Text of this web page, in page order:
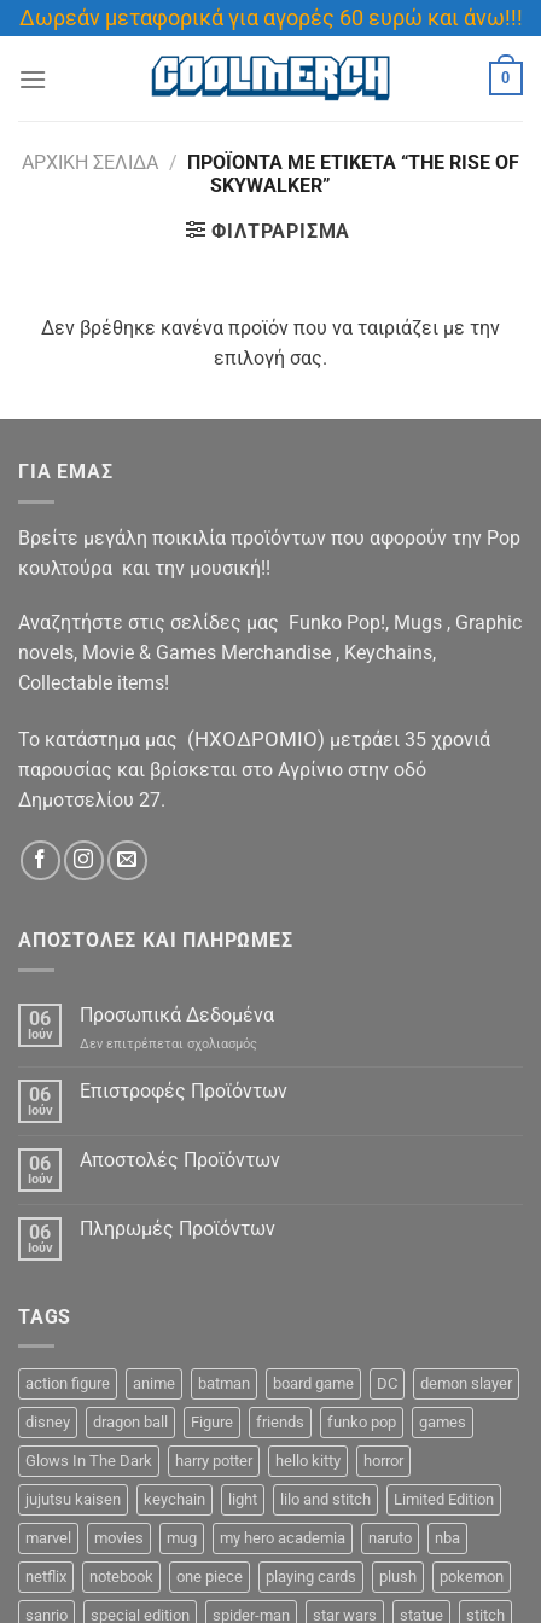
Μετάβαση
στο
περιεχόμενο
Δωρεάν μεταφορικά για αγορές 60 ευρώ και άνω!!!
0
ΑΡΧΙΚΉ ΣΕΛΊΔΑ / ΠΡΟΪΌΝΤΑ ΜΕ ΕΤΙΚΈΤΑ “THE RISE OF
SKYWALKER”
ΦΙΛΤΡΆΡΙΣΜΑ
Δεν βρέθηκε κανένα προϊόν που να ταιριάζει με την
επιλογή σας.
ΓΙΑ ΕΜΑΣ
Βρείτε μεγάλη ποικιλία προϊόντων που αφορούν την Pop
κουλτούρα και την μουσική!!
Αναζητήστε στις σελίδες μας Funko Pop!, Mugs , Graphic
novels, Movie & Games Merchandise , Keychains,
Collectable items!
To κατάστημα μας (ΗΧΟΔΡΟΜΙΟ) μετράει 35 χρονιά
παρουσίας και βρίσκεται στο Αγρίνιο στην οδό
Δημοτσελίου 27.
ΑΠΟΣΤΟΛΕΣ ΚΑΙ ΠΛΗΡΩΜΕΣ
06
Ιούν
Προσωπικά Δεδομένα
Δεν επιτρέπεται σχολιασμός
Δεδομένα
06
Ιούν
Επιστροφές Προϊόντων
06
Ιούν
Αποστολές Προϊόντων
06
Ιούν
Πληρωμές Προϊόντων
TAGS
action figure anime batman board game DC demon slayer
disney dragon ball Figure friends funko pop games
Glows In The Dark harry potter hello kitty horror
jujutsu kaisen keychain light lilo and stitch Limited Edition
marvel movies mug my hero academia naruto nba
netflix notebook one piece playing cards plush pokemon
sanrio special edition spider-man star wars statue stitch